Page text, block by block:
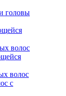
головы
волос
волос
с